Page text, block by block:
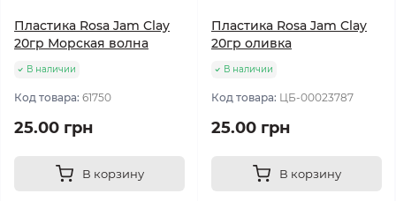
Пластика Rosa Jam Clay
20гр Морская волна
В наличии
Код товара: 61750
25.00 грн
В корзину
Пластика Rosa Jam Clay
20гр оливка
В наличии
Код товара: ЦБ-00023787
25.00 грн
В корзину